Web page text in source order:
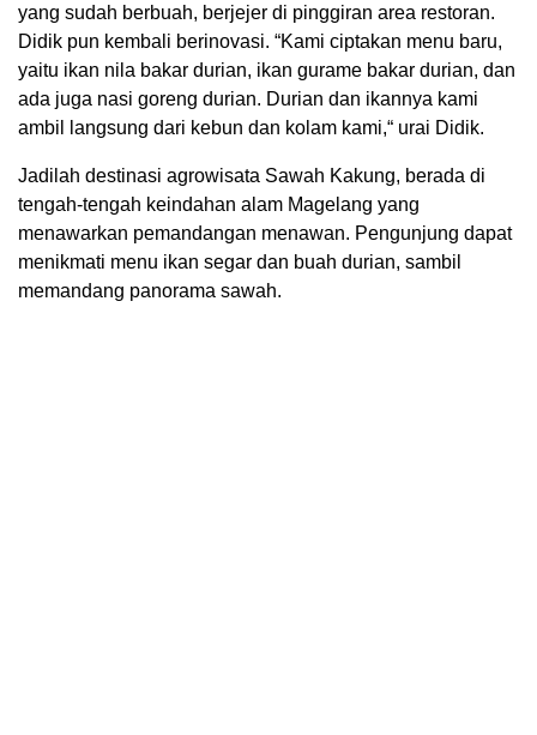
yang sudah berbuah, berjejer di pinggiran area restoran.
Didik pun kembali berinovasi. “Kami ciptakan menu baru,
yaitu ikan nila bakar durian, ikan gurame bakar durian, dan
ada juga nasi goreng durian. Durian dan ikannya kami
ambil langsung dari kebun dan kolam kami,“ urai Didik.
Jadilah destinasi agrowisata Sawah Kakung, berada di
tengah-tengah keindahan alam Magelang yang
menawarkan pemandangan menawan. Pengunjung dapat
menikmati menu ikan segar dan buah durian, sambil
memandang panorama sawah.